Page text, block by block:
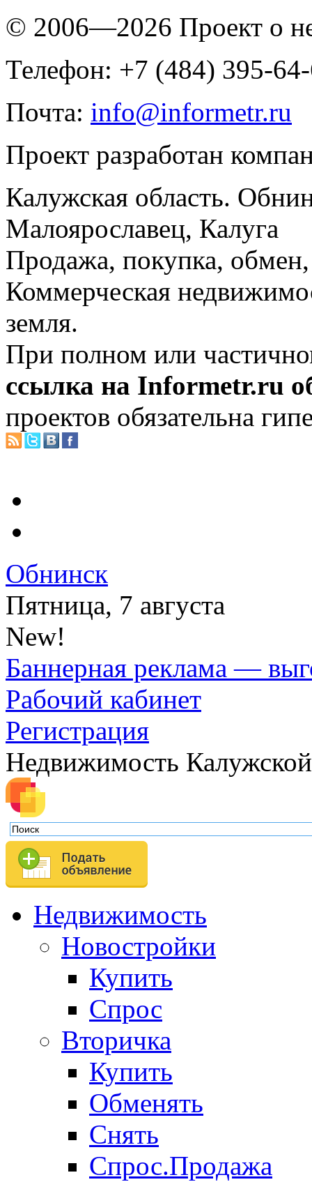
© 2006—2026 Проект о
Телефон: +7 (484) 395-
Почта: info@informetr.ru
Проект разработан
Калужская область.
Малоярославец, Калуга
Продажа, покупка, обмен,
Коммерческая
земля.
При полном или
ссылка на Informetr.ru
проектов обязательна
Обнинск
Пятница, 7 августа
New!
Баннерная реклама —
Рабочий кабинет
Регистрация
Недвижимость
Недвижимость
Новостройки
Купить
Спрос
Вторичка
Купить
Обменять
Снять
Спрос.Продажа